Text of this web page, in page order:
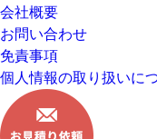
会社概要
お問い合わせ
免責事項
個人情報の取り扱いに